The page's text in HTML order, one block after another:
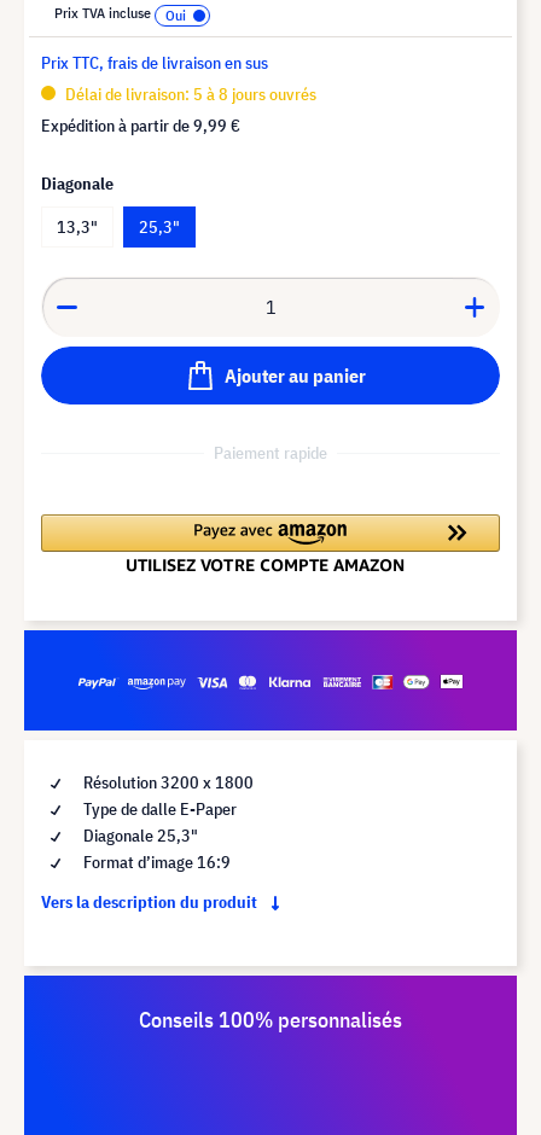
Prix TVA incluse
Prix TTC, frais de livraison en sus
Délai de livraison: 5 à 8 jours ouvrés
Expédition à partir de9,99 €
Diagonale
13,3"
25,3"
Ajouter au panier
Paiement rapide
Résolution 3200 x 1800
Type de dalle E-Paper
Diagonale 25,3"
Format d’image 16:9
Vers la description du produit
Conseils 100% personnalisés